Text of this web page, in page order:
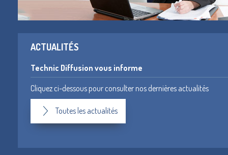
ACTUALITÉS
Technic Diffusion vous informe
Cliquez ci-dessous pour consulter nos dernières actualités
Toutes les actualités